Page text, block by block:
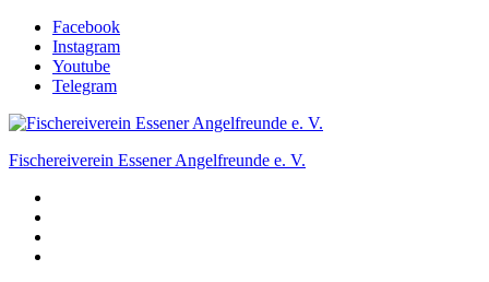
Zum
Inhalt
springen
Facebook
Instagram
Youtube
Telegram
Fischereiverein Essener Angelfreunde e. V.
Der Angelverein in Essen.